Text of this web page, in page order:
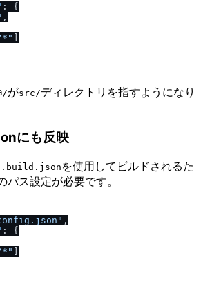
:
{
,
*"
がsrc​/​ディレクトリを指すようになり
にも反映
を使用してビルドされるた
ス設定が必要です。
,
:
{
*"